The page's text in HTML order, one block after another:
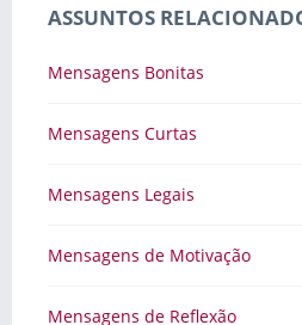
ASSUNTOS
Mensagens Bonitas
Mensagens Curtas
Mensagens Legais
Mensagens de Motivação
Mensagens de Reflexão